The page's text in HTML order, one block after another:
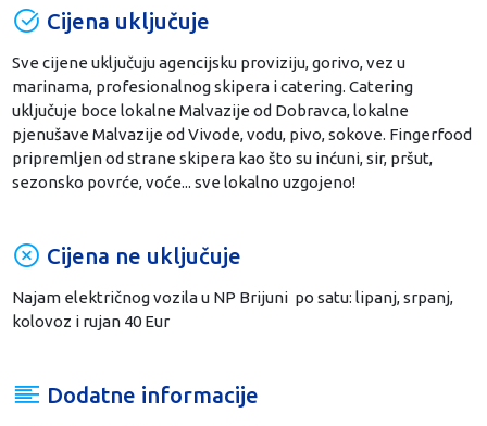
Cijena uključuje
Sve cijene uključuju agencijsku proviziju, gorivo, vez u
marinama, profesionalnog skipera i catering. Catering
uključuje boce lokalne Malvazije od Dobravca, lokalne
pjenušave Malvazije od Vivode, vodu, pivo, sokove. Fingerfood
pripremljen od strane skipera kao što su inćuni, sir, pršut,
sezonsko povrće, voće... sve lokalno uzgojeno!
Cijena ne uključuje
Najam električnog vozila u NP Brijuni po satu: lipanj, srpanj,
kolovoz i rujan 40 Eur
Dodatne informacije